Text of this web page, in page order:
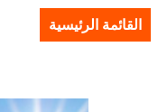
القائمة الرئيسية